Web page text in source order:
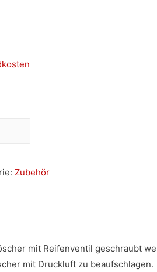
Zubehör
mit Reifenventil geschraubt
mit Druckluft zu beaufschlagen.